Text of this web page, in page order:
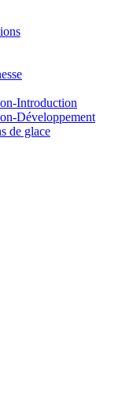
Introduction
Développement
de glace